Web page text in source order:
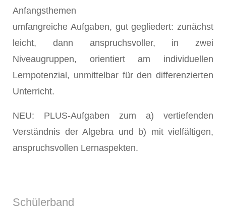
Anfangsthemen
umfangreiche Aufgaben, gut gegliedert: zunächst
leicht, dann anspruchsvoller, in zwei
Niveaugruppen, orientiert am individuellen
Lernpotenzial, unmittelbar für den differenzierten
Unterricht.
NEU: PLUS-Aufgaben zum a) vertiefenden
Verständnis der Algebra und b) mit vielfältigen,
anspruchsvollen Lernaspekten.
Schülerband